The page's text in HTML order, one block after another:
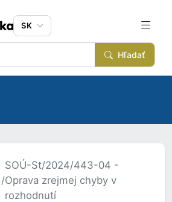
Hľadať
SK
/
SOÚ-St/2024/443-04 -
Oprava zrejmej chyby v
rozhodnutí